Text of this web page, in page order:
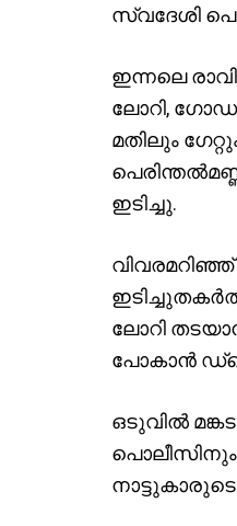
സ്വദേശി
ഇന്നലെ
ലോറി,
മതിലും
ഇടിച്ചു.
ലോറി
പോകാൻ
ഒടുവിൽ